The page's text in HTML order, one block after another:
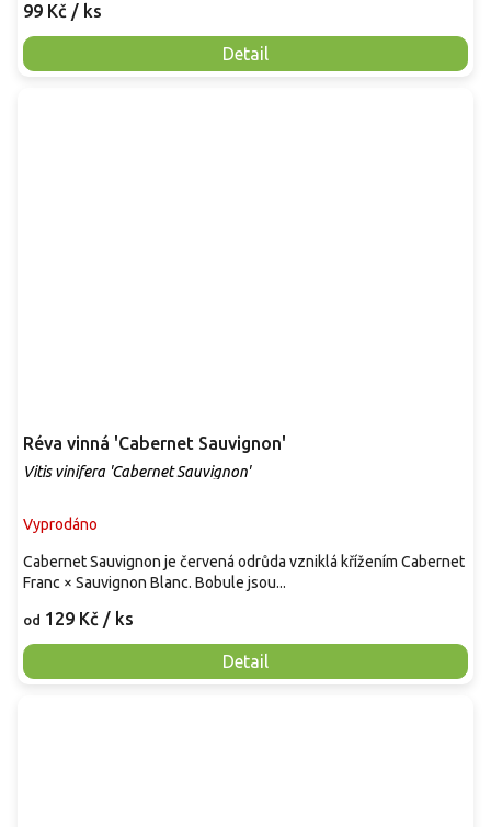
99 Kč / ks
Detail
Réva vinná 'Cabernet Sauvignon'
Vitis vinifera 'Cabernet Sauvignon'
Vyprodáno
od 129 Kč / ks
Detail
Cabernet Sauvignon je červená odrůda vzniklá křížením Cabernet
Franc × Sauvignon Blanc. Bobule jsou...